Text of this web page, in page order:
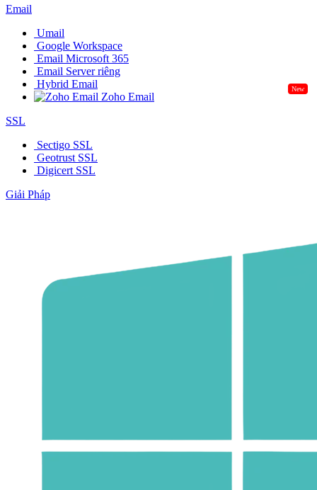
Email
Umail
Google Workspace
Email Microsoft 365
Email Server riêng
Hybrid Email
New
Zoho Email
SSL
Sectigo SSL
Geotrust SSL
Digicert SSL
Giải Pháp